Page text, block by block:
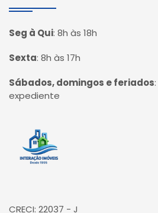
Seg à Qui: 8h às 18h
Sexta: 8h às 17h
Sábados, domingos e feriados:
expediente
Página inicial
CRECI: 22037 - J